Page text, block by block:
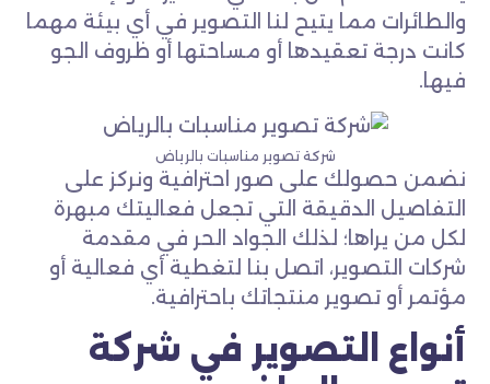
والطائرات مما يتيح لنا التصوير في أي بيئة مهما
كانت درجة تعقيدها أو مساحتها أو ظروف الجو
فيها.
شركة تصوير مناسبات بالرياض
نضمن حصولك على صور احترافية ونركز على
التفاصيل الدقيقة التي تجعل فعاليتك مبهرة
لكل من يراها؛ لذلك الجواد الحر في مقدمة
شركات التصوير، اتصل بنا لتغطية أي فعالية أو
مؤتمر أو تصوير منتجاتك باحترافية.
أنواع التصوير في شركة